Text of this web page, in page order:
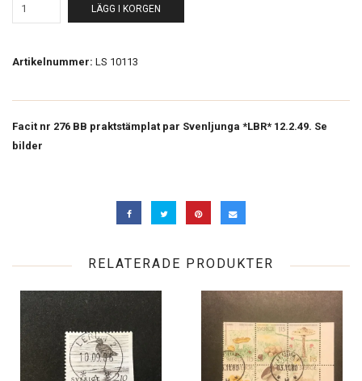
LÄGG I KORGEN
Artikelnummer: LS 10113
Facit nr 276 BB praktstämplat par Svenljunga *LBR* 12.2.49. Se
bilder
RELATERADE PRODUKTER